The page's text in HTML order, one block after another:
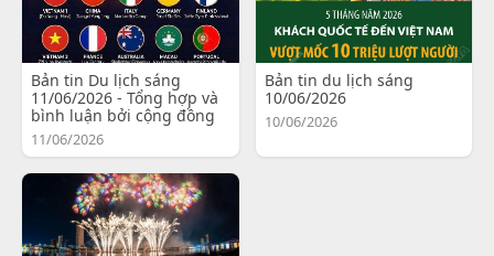
Bản tin Du lịch sáng
11/06/2026 - Tổng hợp và
bình luận bởi cộng đồng
11/06/2026
Bản tin du lịch sáng
10/06/2026
10/06/2026